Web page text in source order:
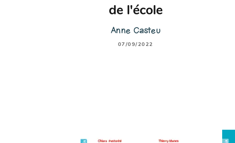
de l'école
Anne Casteu
07/09/2022